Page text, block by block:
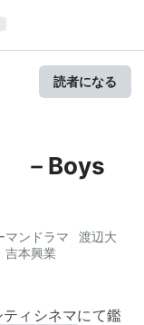
読者になる
－Boys
マンドラマ
渡辺大
吉本興業
ィシネマにて鑑